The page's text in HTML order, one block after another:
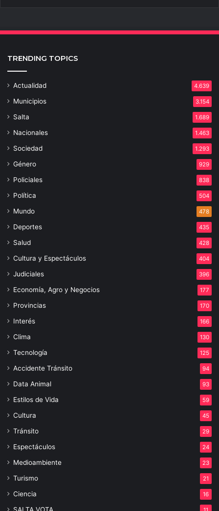
TRENDING TOPICS
Actualidad 4.639
Municipios 3.154
Salta 1.689
Nacionales 1.463
Sociedad 1.293
Género 929
Policiales 838
Política 504
Mundo 478
Deportes 435
Salud 428
Cultura y Espectáculos 404
Judiciales 396
Economía, Agro y Negocios 177
Provincias 170
Interés 166
Clima 130
Tecnología 125
Accidente Tránsito 94
Data Animal 93
Estilos de Vida 59
Cultura 45
Tránsito 29
Espectáculos 24
Medioambiente 23
Turismo 21
Ciencia 16